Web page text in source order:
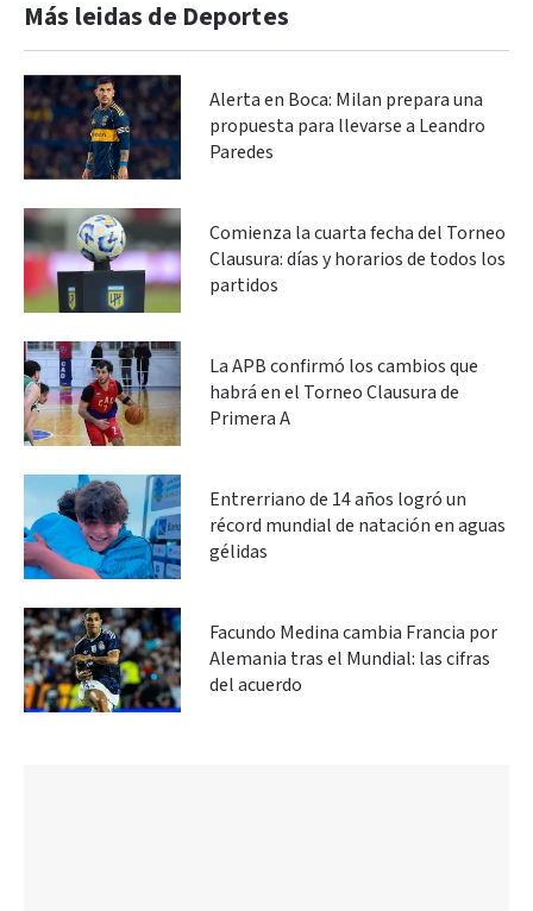
Más leidas de Deportes
Alerta en Boca: Milan prepara una
propuesta para llevarse a Leandro
Paredes
Comienza la cuarta fecha del Torneo
Clausura: días y horarios de todos los
partidos
La APB confirmó los cambios que
habrá en el Torneo Clausura de
Primera A
Entrerriano de 14 años logró un
récord mundial de natación en aguas
gélidas
Facundo Medina cambia Francia por
Alemania tras el Mundial: las cifras
del acuerdo